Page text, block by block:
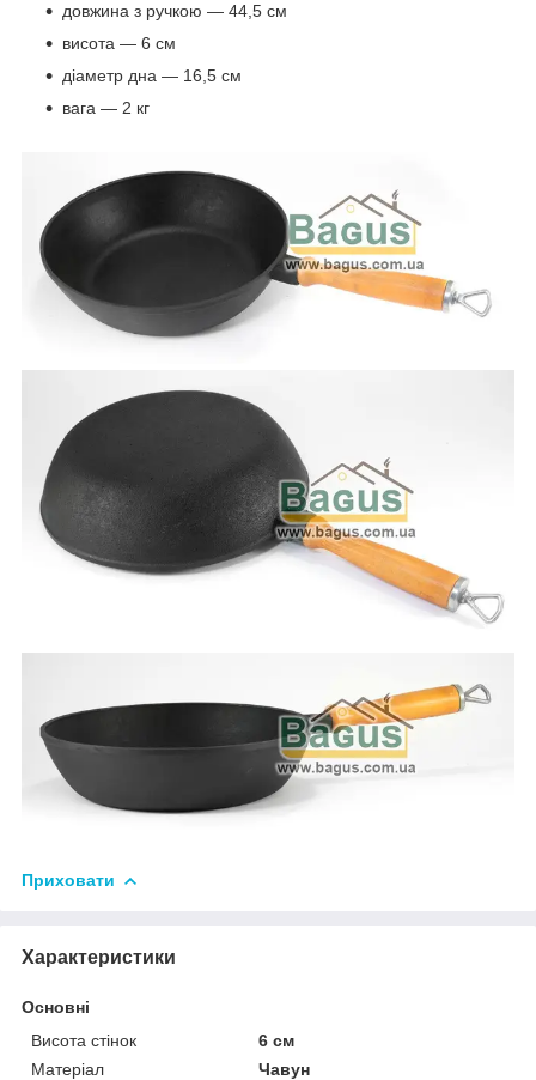
довжина з ручкою — 44,5 см
висота — 6 см
діаметр дна — 16,5 см
вага — 2 кг
Приховати
Характеристики
Основні
Висота стінок
6 см
Матеріал
Чавун